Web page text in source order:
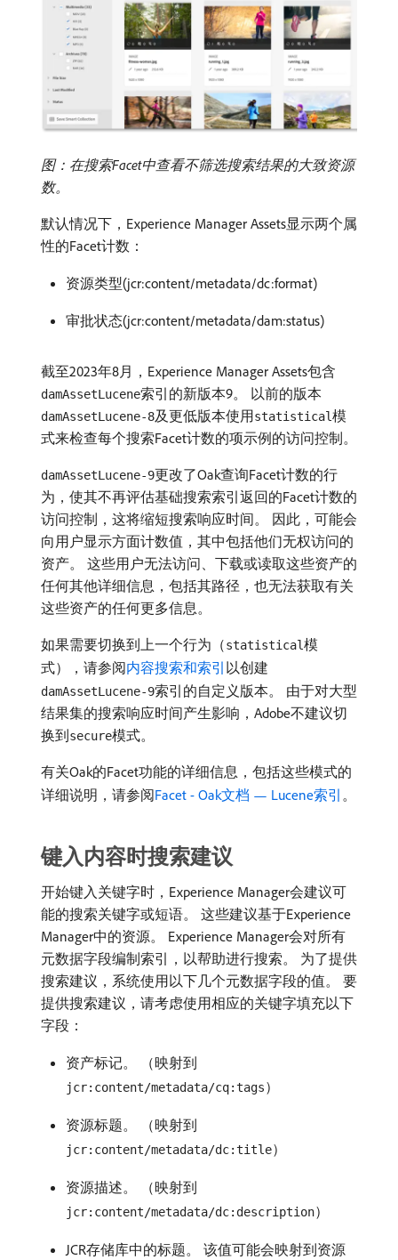
图：在搜索Facet中查看不筛选搜索结果的大致资源
数。
默认情况下，Experience Manager Assets显示两个属
性的Facet计数：
资源类型(jcr:content/metadata/dc:format)
审批状态(jcr:content/metadata/dam:status)
截至2023年8月，Experience Manager Assets包含
damAssetLucene索引的新版本9。 以前的版本
damAssetLucene-8及更低版本使用statistical模
式来检查每个搜索Facet计数的项示例的访问控制。
damAssetLucene-9更改了Oak查询Facet计数的行
为，使其不再评估基础搜索索引返回的Facet计数的
访问控制，这将缩短搜索响应时间。 因此，可能会
向用户显示方面计数值，其中包括他们无权访问的
资产。 这些用户无法访问、下载或读取这些资产的
任何其他详细信息，包括其路径，也无法获取有关
这些资产的任何更多信息。
如果需要切换到上一个行为（statistical模
式），请参阅内容搜索和索引 以创建
damAssetLucene-9索引的自定义版本。 由于对大型
结果集的搜索响应时间产生影响，Adobe不建议切
换到secure模式。
有关Oak的Facet功能的详细信息，包括这些模式的
详细说明，请参阅Facet - Oak文档 — Lucene索引 。
键入内容时搜索建议
开始键入关键字时，Experience Manager会建议可
能的搜索关键字或短语。 这些建议基于Experience
Manager中的资源。 Experience Manager会对所有
元数据字段编制索引，以帮助进行搜索。 为了提供
搜索建议，系统使用以下几个元数据字段的值。 要
提供搜索建议，请考虑使用相应的关键字填充以下
字段：
资产标记。 （映射到
jcr:content/metadata/cq:tags）
资源标题。 （映射到
jcr:content/metadata/dc:title）
资源描述。 （映射到
jcr:content/metadata/dc:description）
JCR存储库中的标题。 该值可能会映射到资源